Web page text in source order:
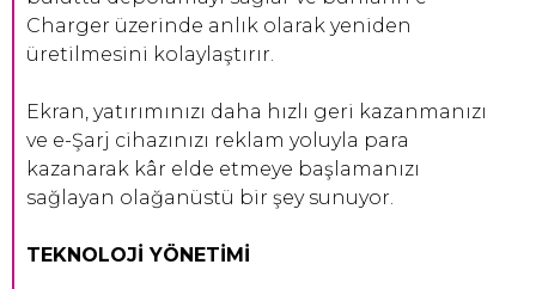
Charger üzerinde anlık olarak yeniden
üretilmesini kolaylaştırır.
Ekran, yatırımınızı daha hızlı geri kazanmanızı
ve e-Şarj cihazınızı reklam yoluyla para
kazanarak kâr elde etmeye başlamanızı
sağlayan olağanüstü bir şey sunuyor.
TEKNOLOJİ YÖNETİMİ